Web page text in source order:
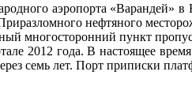
аэропорта
нефтяного
многосторонний пункт
2012 года. В настоящее
семь лет. Порт приписки